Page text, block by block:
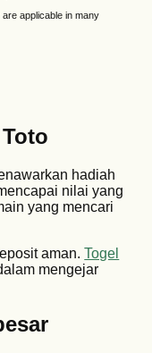
applicable in many
hadiah
nilai yang
yang mencari
aman.Togel
mengejar